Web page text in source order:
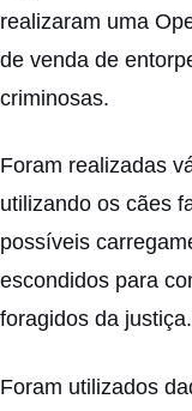
realizaram uma
de venda de
criminosas.
Foram realizadas
utilizando os cães
possíveis
escondidos para
foragidos da justiça.
Foram utilizados